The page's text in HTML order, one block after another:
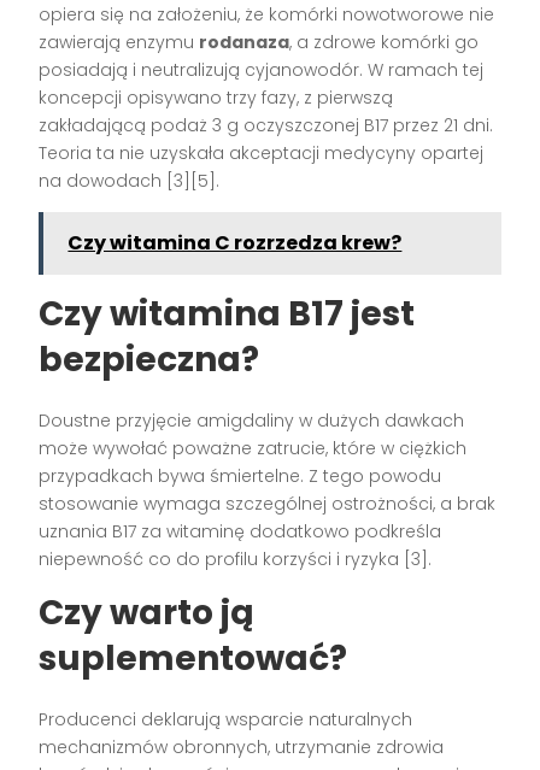
opiera się na założeniu, że komórki nowotworowe nie
zawierają enzymu rodanaza, a zdrowe komórki go
posiadają i neutralizują cyjanowodór. W ramach tej
koncepcji opisywano trzy fazy, z pierwszą
zakładającą podaż 3 g oczyszczonej B17 przez 21 dni.
Teoria ta nie uzyskała akceptacji medycyny opartej
na dowodach [3][5].
Czy witamina C rozrzedza krew?
Czy witamina B17 jest
bezpieczna?
Doustne przyjęcie amigdaliny w dużych dawkach
może wywołać poważne zatrucie, które w ciężkich
przypadkach bywa śmiertelne. Z tego powodu
stosowanie wymaga szczególnej ostrożności, a brak
uznania B17 za witaminę dodatkowo podkreśla
niepewność co do profilu korzyści i ryzyka [3].
Czy warto ją
suplementować?
Producenci deklarują wsparcie naturalnych
mechanizmów obronnych, utrzymanie zdrowia